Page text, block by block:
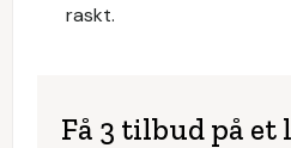
raskt.
Få 3 tilbud på et